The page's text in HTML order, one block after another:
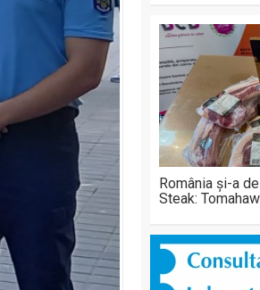
România și-a
Steak: